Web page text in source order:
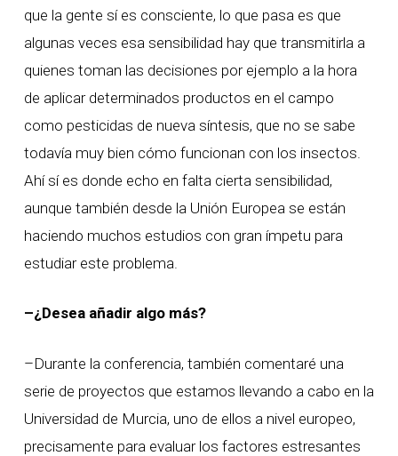
que la gente sí es consciente, lo que pasa es que
algunas veces esa sensibilidad hay que transmitirla a
quienes toman las decisiones por ejemplo a la hora
de aplicar determinados productos en el campo
como pesticidas de nueva síntesis, que no se sabe
todavía muy bien cómo funcionan con los insectos.
Ahí sí es donde echo en falta cierta sensibilidad,
aunque también desde la Unión Europea se están
haciendo muchos estudios con gran ímpetu para
estudiar este problema.
–¿Desea añadir algo más?
–Durante la conferencia, también comentaré una
serie de proyectos que estamos llevando a cabo en la
Universidad de Murcia, uno de ellos a nivel europeo,
precisamente para evaluar los factores estresantes